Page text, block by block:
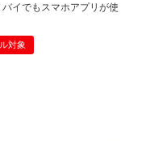
バイでもスマホアプリが使
対象